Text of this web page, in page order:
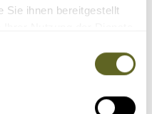
Sie ihnen bereitgestellt